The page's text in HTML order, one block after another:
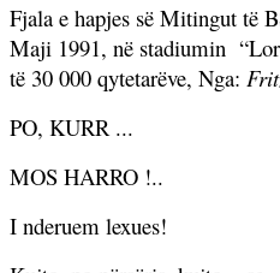
Fjala e hapjes së Mitingut të
Maji 1991, në stadiumin
të 30 000 qytetarëve, Nga:
PO, KURR ...
MOS HARRO !..
I nderuem lexues!